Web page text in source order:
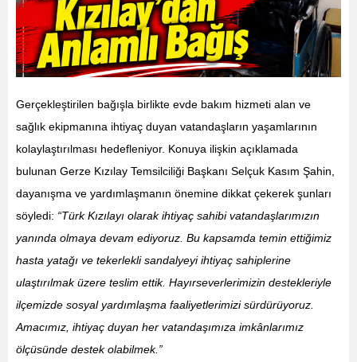
Gerçekleştirilen bağışla birlikte evde bakım hizmeti alan ve
sağlık ekipmanına ihtiyaç duyan vatandaşların yaşamlarının
kolaylaştırılması hedefleniyor. Konuya ilişkin açıklamada
bulunan Gerze Kızılay Temsilciliği Başkanı Selçuk Kasım Şahin,
dayanışma ve yardımlaşmanın önemine dikkat çekerek şunları
söyledi: “Türk Kızılayı olarak ihtiyaç sahibi vatandaşlarımızın
yanında olmaya devam ediyoruz. Bu kapsamda temin ettiğimiz
hasta yatağı ve tekerlekli sandalyeyi ihtiyaç sahiplerine
ulaştırılmak üzere teslim ettik. Hayırseverlerimizin destekleriyle
ilçemizde sosyal yardımlaşma faaliyetlerimizi sürdürüyoruz.
Amacımız, ihtiyaç duyan her vatandaşımıza imkânlarımız
ölçüsünde destek olabilmek.”